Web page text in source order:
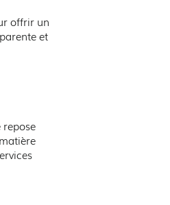
offrir un
et